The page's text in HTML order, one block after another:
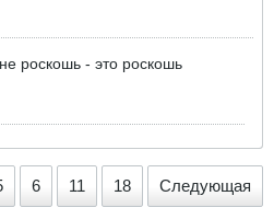
роскошь - это роскошь
6 11 18 Следующая